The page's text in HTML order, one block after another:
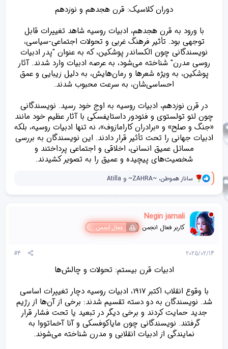
ا
:
دوران کلاسیک: قرن هجدهم و نوزدهم
با ورود به قرن هجدهم، ادبیات روسیه شاهد تغییرات قابل
توجهی بود. تأثیر فرهنگ غربی و تحولات اجتماعی-سیاسی،
نویسندگانی چون الکساندر پوشکین، که به عنوان "پدر ادبیات
روسی مدرن" شناخته می‌شود، به عرصه ادبیات وارد شدند. آثار
پوشکین، به ویژه شعرها و رمان‌هایش، به دلیل زیبایی و عمق
احساسی‌شان، به سرعت محبوب شدند.
در قرن نوزدهم، ادبیات روسیه به اوج خود رسید. نویسندگانی
چون لئو تولستوی و فئودور داستایفسکی با آثار عظیم خود مانند
«جنگ و صلح» و «برادران کارامازوف»، نه تنها ادبیات روسیه، بلکه
ادبیات جهانی را تحت تأثیر قرار دادند. این نویسندگان به بررسی
مسائل عمیق انسانی، اخلاقی و اجتماعی پرداختند و
شخصیت‌های پیچیده و عمیق را به تصویر کشیدند.​
و
ک
ه
ا
[
پ
س
ا
]
:
ساناز هموطن، ~ZAHRA~ و Atilla
Negin jamali
کاربر فعال انجمن فعال انجمن
2025/02/14
#4
ادبیات قرن بیستم: تحولات و چالش‌ها
با وقوع انقلاب اکتبر 1917، ادبیات روسیه دچار تغییرات اساسی
شد. نویسندگان به دو دسته تقسیم شدند: برخی از آن‌ها از رژیم
جدید حمایت کردند و برخی دیگر در تبعید یا تحت فشار قرار
گرفتند. نویسندگانی چون مایاکوفسکی و آنا آخماتووا به
نمایندگی از ادبیات انقلابی و مدرن شناخته می‌شوند.